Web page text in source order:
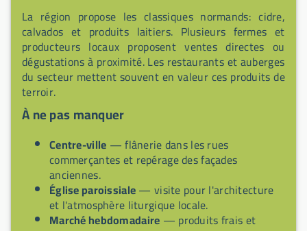
La région propose les classiques normands: cidre,
calvados et produits laitiers. Plusieurs fermes et
producteurs locaux proposent ventes directes ou
dégustations à proximité. Les restaurants et auberges
du secteur mettent souvent en valeur ces produits de
terroir.
À ne pas manquer
Centre-ville — flânerie dans les rues
commerçantes et repérage des façades
anciennes.
Église paroissiale— visite pour l'architecture
et l'atmosphère liturgique locale.
Marché hebdomadaire — produits frais et